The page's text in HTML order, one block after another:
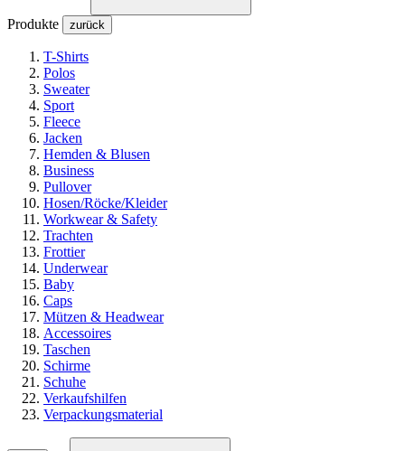
Produkte zurück
T-Shirts
Polos
Sweater
Sport
Fleece
Jacken
Hemden & Blusen
Business
Pullover
Hosen/Röcke/Kleider
Workwear & Safety
Trachten
Frottier
Underwear
Baby
Caps
Mützen & Headwear
Accessoires
Taschen
Schirme
Schuhe
Verkaufshilfen
Verpackungsmaterial